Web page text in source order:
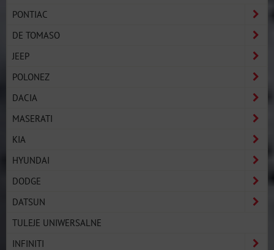
PONTIAC
DE TOMASO
JEEP
POLONEZ
DACIA
MASERATI
KIA
HYUNDAI
DODGE
DATSUN
TULEJE UNIWERSALNE
INFINITI